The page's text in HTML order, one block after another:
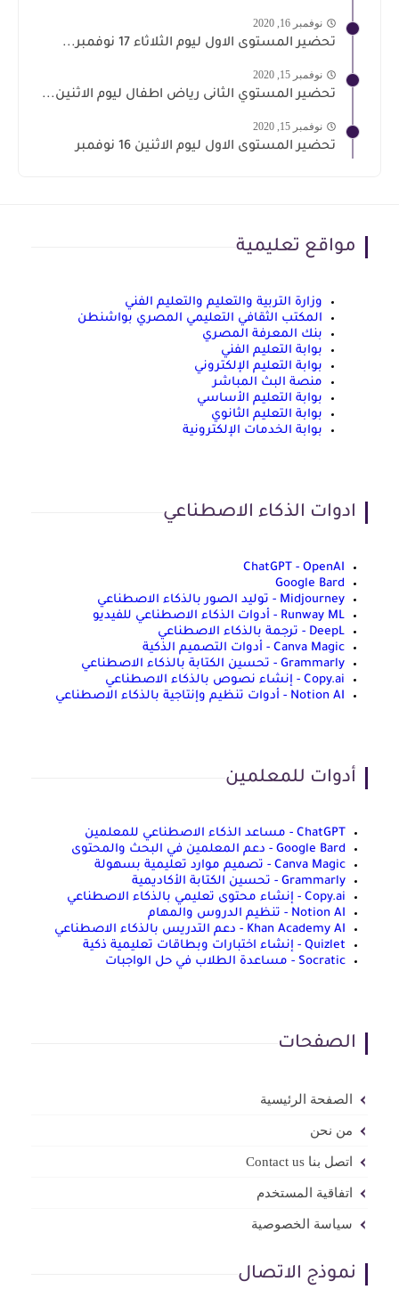
نوفمبر 16, 2020
تحضير المستوى الاول ليوم الثلاثاء 17 نوفمبر...
نوفمبر 15, 2020
تحضير المستوي الثانى رياض اطفال ليوم الاثنين...
نوفمبر 15, 2020
تحضير المستوى الاول ليوم الاثنين 16 نوفمبر
مواقع تعليمية
وزارة التربية والتعليم والتعليم الفني
المكتب الثقافي التعليمي المصري بواشنطن
بنك المعرفة المصري
بوابة التعليم الفني
بوابة التعليم الإلكتروني
منصة البث المباشر
بوابة التعليم الأساسي
بوابة التعليم الثانوي
بوابة الخدمات الإلكترونية
ادوات الذكاء الاصطناعي
ChatGPT - OpenAI
Google Bard
Midjourney - توليد الصور بالذكاء الاصطناعي
Runway ML - أدوات الذكاء الاصطناعي للفيديو
DeepL - ترجمة بالذكاء الاصطناعي
Canva Magic - أدوات التصميم الذكية
Grammarly - تحسين الكتابة بالذكاء الاصطناعي
Copy.ai - إنشاء نصوص بالذكاء الاصطناعي
Notion AI - أدوات تنظيم وإنتاجية بالذكاء الاصطناعي
أدوات للمعلمين
ChatGPT - مساعد الذكاء الاصطناعي للمعلمين
Google Bard - دعم المعلمين في البحث والمحتوى
Canva Magic - تصميم موارد تعليمية بسهولة
Grammarly - تحسين الكتابة الأكاديمية
Copy.ai - إنشاء محتوى تعليمي بالذكاء الاصطناعي
Notion AI - تنظيم الدروس والمهام
Khan Academy AI - دعم التدريس بالذكاء الاصطناعي
Quizlet - إنشاء اختبارات وبطاقات تعليمية ذكية
Socratic - مساعدة الطلاب في حل الواجبات
الصفحات
الصفحة الرئيسية
من نحن
اتصل بنا Contact us
اتفاقية المستخدم
سياسة الخصوصية
نموذج الاتصال